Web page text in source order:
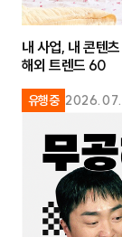
유행중
내 사업, 내 콘텐
해외 트렌드 60